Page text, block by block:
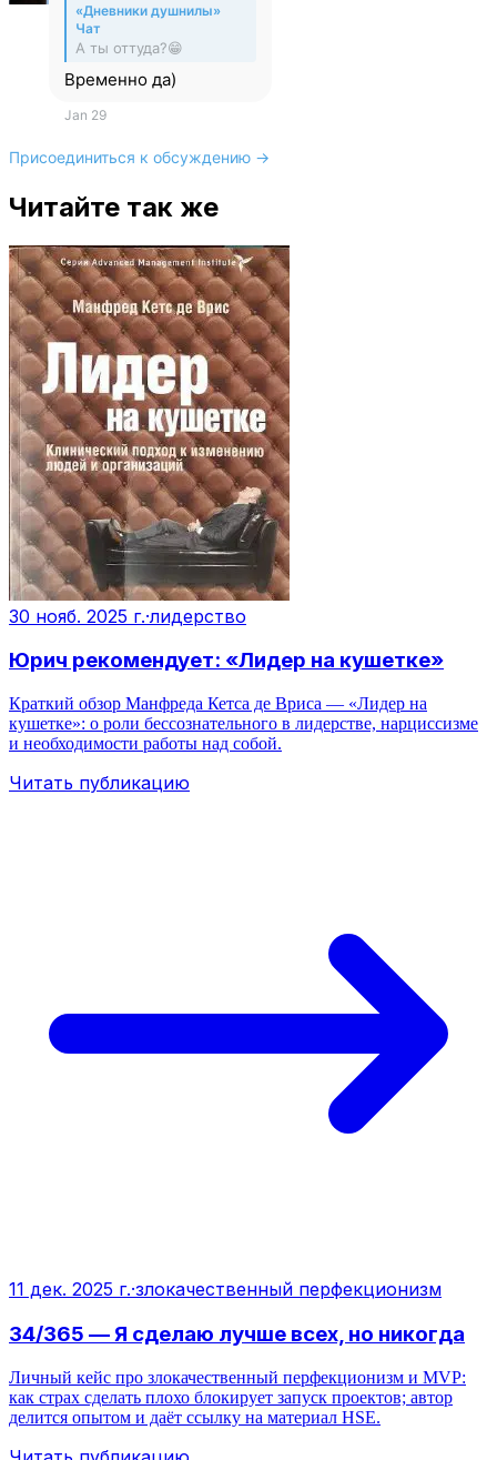
«Дневники душнилы»
Чат
А ты оттуда?😁
Временно да)
Jan 29
Присоединиться к обсуждению →
Читайте так же
30 нояб. 2025 г.·лидерство
Юрич рекомендует: «Лидер на кушетке»
Краткий обзор Манфреда Кетса де Вриса — «Лидер на
кушетке»: о роли бессознательного в лидерстве, нарциссизме
и необходимости работы над собой.
Читать публикацию
11 дек. 2025 г.·злокачественный перфекционизм
34/365 — Я сделаю лучше всех, но никогда
Личный кейс про злокачественный перфекционизм и MVP:
как страх сделать плохо блокирует запуск проектов; автор
делится опытом и даёт ссылку на материал HSE.